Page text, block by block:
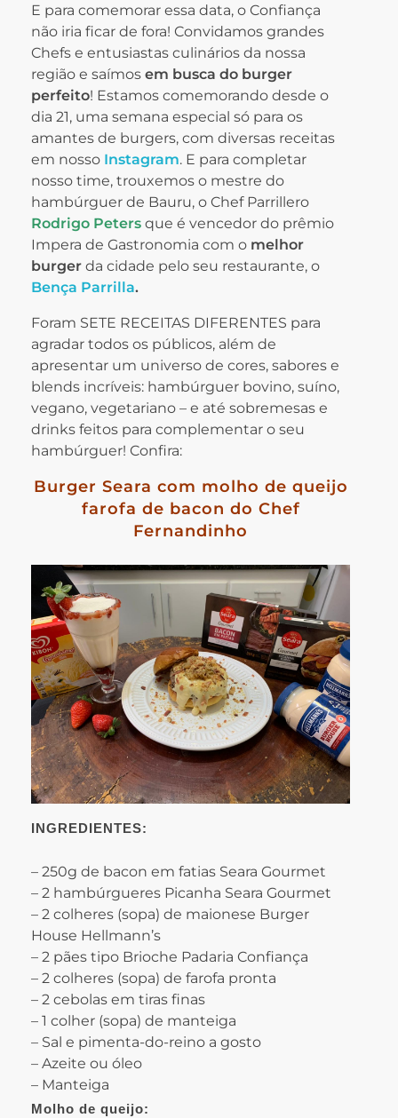
E para comemorar essa data, o Confiança
não iria ficar de fora! Convidamos grandes
Chefs e entusiastas culinários da nossa
região e saímos em busca do burger
perfeito! Estamos comemorando desde o
dia 21, uma semana especial só para os
amantes de burgers, com diversas receitas
em nosso Instagram. E para completar
nosso time, trouxemos o mestre do
hambúrguer de Bauru, o Chef Parrillero
Rodrigo Peters que é vencedor do prêmio
Impera de Gastronomia com o melhor
burger da cidade pelo seu restaurante, o
Bença Parrilla.
Foram SETE RECEITAS DIFERENTES para
agradar todos os públicos, além de
apresentar um universo de cores, sabores e
blends incríveis: hambúrguer bovino, suíno,
vegano, vegetariano – e até sobremesas e
drinks feitos para complementar o seu
hambúrguer! Confira:
Burger Seara com molho de queijo
farofa de bacon do Chef
Fernandinho
INGREDIENTES:
– 250g de bacon em fatias Seara Gourmet
– 2 hambúrgueres Picanha Seara Gourmet
– 2 colheres (sopa) de maionese Burger
House Hellmann’s
– 2 pães tipo Brioche Padaria Confiança
– 2 colheres (sopa) de farofa pronta
– 2 cebolas em tiras finas
– 1 colher (sopa) de manteiga
– Sal e pimenta-do-reino a gosto
– Azeite ou óleo
– Manteiga
Molho de queijo: